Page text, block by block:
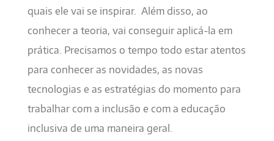
quais ele vai se inspirar. Além disso, ao
conhecer a teoria, vai conseguir aplicá-la em
prática. Precisamos o tempo todo estar atentos
para conhecer as novidades, as novas
tecnologias e as estratégias do momento para
trabalhar com a inclusão e com a educação
inclusiva de uma maneira geral.